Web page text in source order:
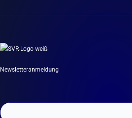
Newsletteranmeldung